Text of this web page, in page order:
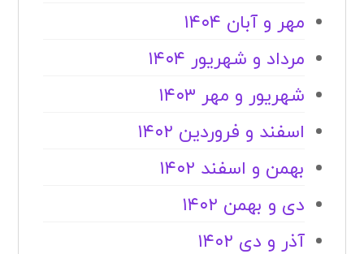
مهر و آبان ۱۴۰۴
مرداد و شهریور ۱۴۰۴
شهریور و مهر ۱۴۰۳
اسفند و فروردین ۱۴۰۲
بهمن و اسفند ۱۴۰۲
دی و بهمن ۱۴۰۲
آذر و دی ۱۴۰۲